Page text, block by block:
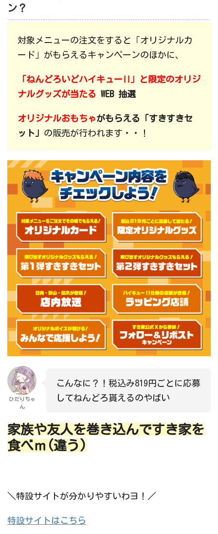
ン？
対象メニューの注文をすると「オリジナルカ
ード」がもらえるキャンペーンのほかに、
「ねんどろいどハイキュー!!」と限定のオリジ
ナルグッズが当たる WEB 抽選
オリジナルおもちゃがもらえる「すきすきセ
ット」 の販売が行われます・・！
ひだりちゃ
ん
こんなに？！税込み819円ごとに応募
してねんどろ貰えるのやばい
家族や友人を巻き込んですき家を
食べｍ(違う)
＼特設サイトが分かりやすいわヨ！／
特設サイトはこちら